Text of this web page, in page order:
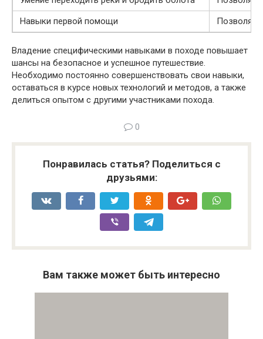
Навыки первой помощи
Владение специфическими навыками в походе повышает
шансы на безопасное и успешное путешествие.
Необходимо постоянно совершенствовать свои навыки,
оставаться в курсе новых технологий и методов, а также
делиться опытом с другими участниками похода.
0
Понравилась статья? Поделиться с
друзьями:
Вам также может быть интересно